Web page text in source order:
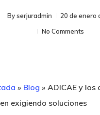
Byserjuradmin
20 de enero
No Comments
» Blog » ADICAE y los
exigiendo soluciones